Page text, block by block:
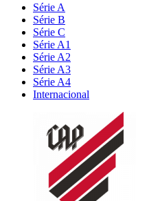
Série A
Série B
Série C
Série A1
Série A2
Série A3
Série A4
Internacional